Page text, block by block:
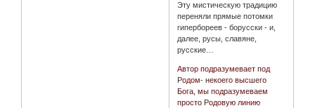
Эту мистическую традицию
переняли прямые потомки
гипербореев - борусски - и,
далее, русы, славяне,
русские…
Автор подразумевает под
Родом- некоего высшего
Бога, мы подразумеваем
просто Родовую линию